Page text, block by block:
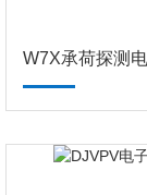
W7X承荷探测